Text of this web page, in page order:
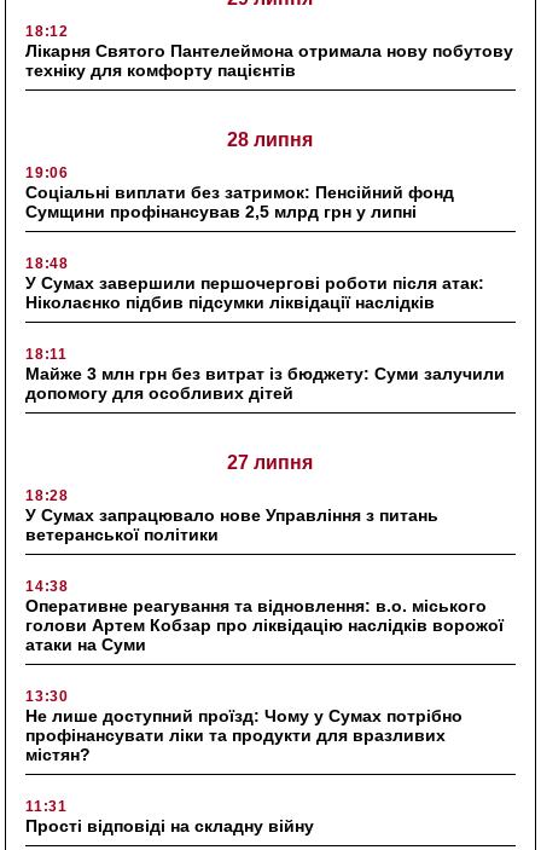
18:12
Лікарня Святого Пантелеймона отримала нову побутову
техніку для комфорту пацієнтів
28 липня
19:06
Соціальні виплати без затримок: Пенсійний фонд
Сумщини профінансував 2,5 млрд грн у липні
18:48
У Сумах завершили першочергові роботи після атак:
Ніколаєнко підбив підсумки ліквідації наслідків
18:11
Майже 3 млн грн без витрат із бюджету: Суми залучили
допомогу для особливих дітей
27 липня
18:28
У Сумах запрацювало нове Управління з питань
ветеранської політики
14:38
Оперативне реагування та відновлення: в.о. міського
голови Артем Кобзар про ліквідацію наслідків ворожої
атаки на Суми
13:30
Не лише доступний проїзд: Чому у Сумах потрібно
профінансувати ліки та продукти для вразливих
містян?
11:31
Прості відповіді на складну війну